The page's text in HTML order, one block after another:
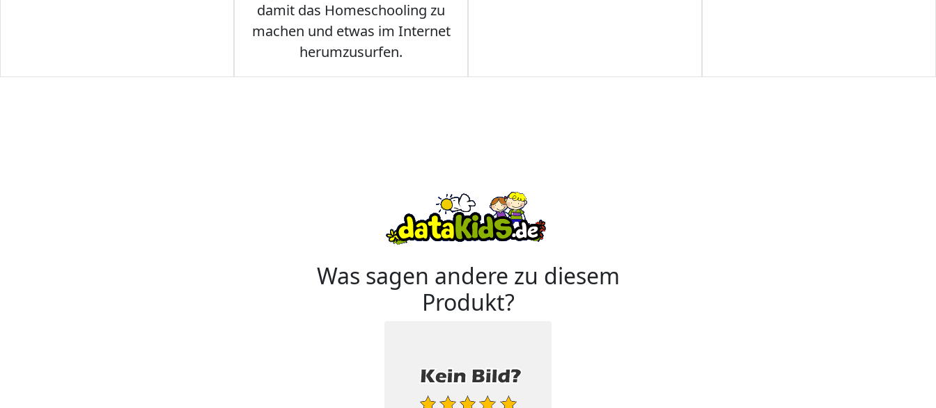
damit das Homeschooling zu
machen und etwas im Internet
herumzusurfen.
Was sagen andere zu diesem
Produkt?